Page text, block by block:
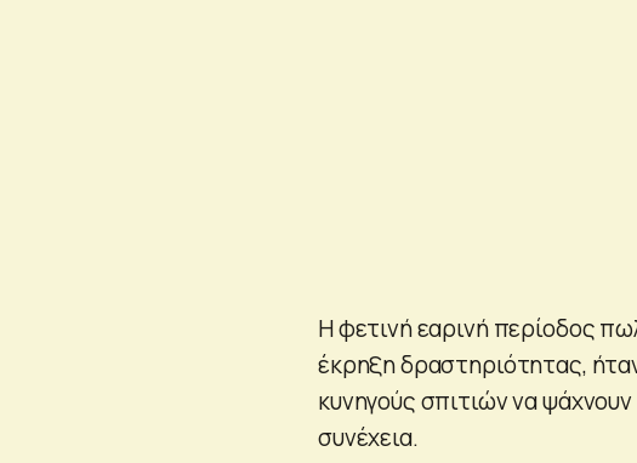
Η φετινή εαρινή περίοδος
έκρηξη δραστηριότητας,
κυνηγούς σπιτιών να
συνέχεια.